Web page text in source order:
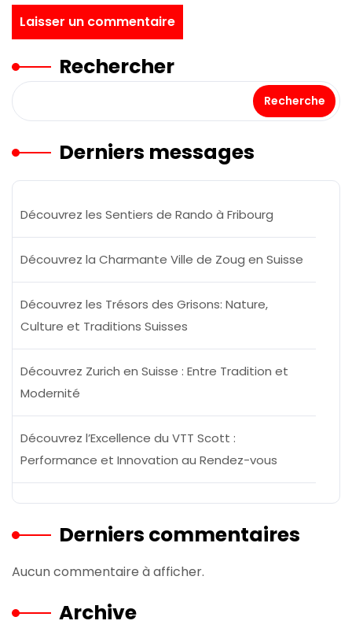
Rechercher
Recherche
Derniers messages
Découvrez les Sentiers de Rando à Fribourg
Découvrez la Charmante Ville de Zoug en Suisse
Découvrez les Trésors des Grisons: Nature,
Culture et Traditions Suisses
Découvrez Zurich en Suisse : Entre Tradition et
Modernité
Découvrez l’Excellence du VTT Scott :
Performance et Innovation au Rendez-vous
Derniers commentaires
Aucun commentaire à afficher.
Archive